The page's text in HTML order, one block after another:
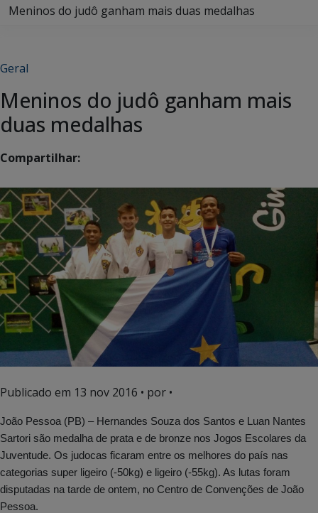
Meninos do judô ganham mais duas medalhas
Geral
Meninos do judô ganham mais
duas medalhas
Compartilhar:
Publicado em 13 nov 2016 • por •
João Pessoa (PB) – Hernandes Souza dos Santos e Luan Nantes
Sartori são medalha de prata e de bronze nos Jogos Escolares da
Juventude. Os judocas ficaram entre os melhores do país nas
categorias super ligeiro (-50kg) e ligeiro (-55kg). As lutas foram
disputadas na tarde de ontem, no Centro de Convenções de João
Pessoa.